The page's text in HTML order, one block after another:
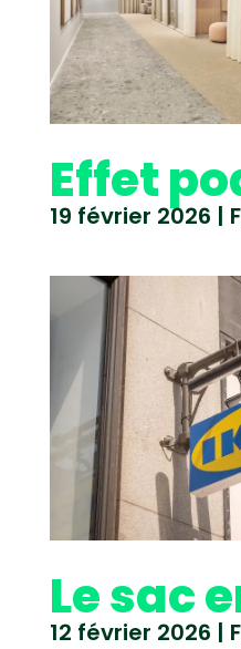
Effet
19 février 2026 |
Le sac
12 février 2026 |